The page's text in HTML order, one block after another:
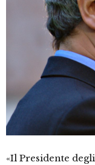
«Il Presidente